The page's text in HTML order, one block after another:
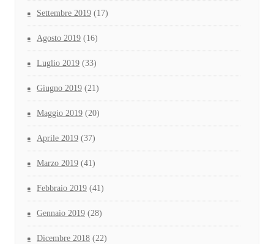
Settembre 2019 (17)
Agosto 2019 (16)
Luglio 2019 (33)
Giugno 2019 (21)
Maggio 2019 (20)
Aprile 2019 (37)
Marzo 2019 (41)
Febbraio 2019 (41)
Gennaio 2019 (28)
Dicembre 2018 (22)